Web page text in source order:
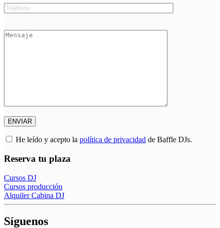
He leído y acepto la política de privacidad de Baffle DJs.
Reserva tu plaza
Cursos DJ
Cursos producción
Alquiler Cabina DJ
Síguenos